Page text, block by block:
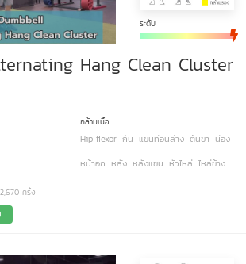
ระดับ
Hang Clean Cluster
กล้ามเนื้อ
Hip flexor ก้น แขนท่อนล่าง ต้นขา น่อง
หน้าอก หลัง หลังแขน หัวไหล่ ไหล่ข้าง
ครั้ง